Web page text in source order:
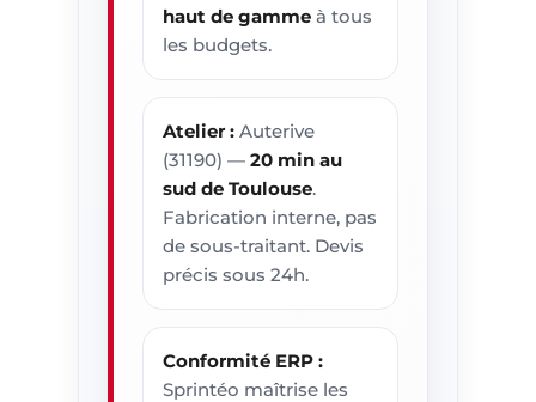
Devis gratuit
sous 24h
WhatsApp
haut de gammeà tous
les budgets.
Atelier :Auterive
(31190) — 20 min au
sud de Toulouse.
Fabrication interne, pas
de sous-traitant. Devis
précis sous 24h.
Conformité ERP :
Sprintéo maîtrise les